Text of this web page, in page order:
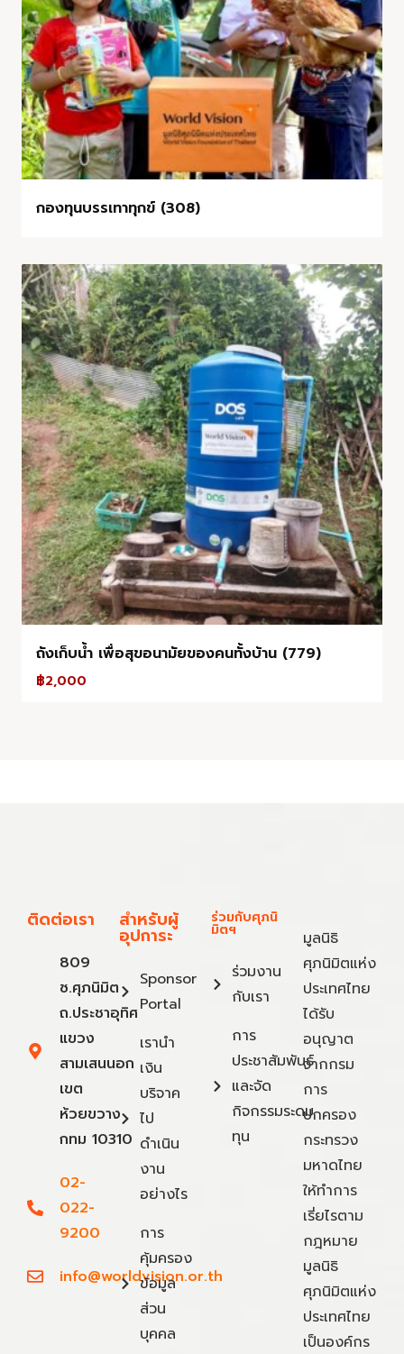
กองทุนบรรเทาทุกข์ (308)
ถังเก็บน้ำ เพื่อสุขอนามัยของคนทั้งบ้าน (779)
฿2,000
ติดต่อเรา
809
ซ.ศุภนิมิต
ถ.ประชาอุทิศ
แขวง
สามเสนนอก
เขต
ห้วยขวาง
กทม 10310
02-
022-
9200
info@worldvision.or.th
สำหรับผู้
อุปการะ
Sponsor
Portal
เรานำ
เงิน
บริจาค
ไป
ดำเนิน
งาน
อย่างไร
การ
คุ้มครอง
ข้อมูล
ส่วน
บุคคล
ร่วมกับศุภนิ
มิตฯ
ร่วมงาน
กับเรา
การ
ประชาสัมพันธ์
และจัด
กิจกรรมระดม
ทุน
มูลนิธิ
ศุภนิมิตแห่ง
ประเทศไทย
ได้รับ
อนุญาต
จากกรม
การ
ปกครอง
กระทรวง
มหาดไทย
ให้ทำการ
เรี่ยไรตาม
กฎหมาย
มูลนิธิ
ศุภนิมิตแห่ง
ประเทศไทย
เป็นองค์กร